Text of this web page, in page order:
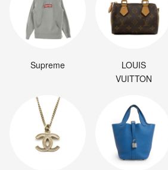
Supreme
LOUIS
VUITTON